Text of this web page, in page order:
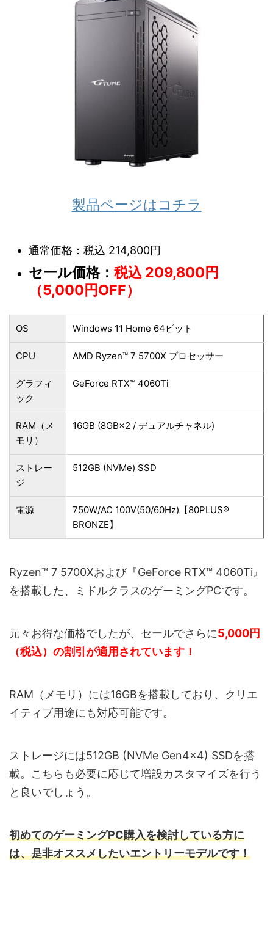
製品ページはコチラ
通常価格：税込 214,800円
セール価格： 税込 209,800円
（5,000円OFF）
OS Windows 11 Home 64ビット
CPU AMD Ryzen™ 7 5700X プロセッサー
グラフィ
ック
GeForce RTX™ 4060Ti
RAM（メ
モリ）
16GB (8GB×2 / デュアルチャネル)
ストレー
ジ
512GB (NVMe) SSD
電源
750W/AC 100V(50/60Hz)【80PLUS®
BRONZE】
Ryzen™ 7 5700Xおよび『GeForce RTX™ 4060Ti』
を搭載した、ミドルクラスのゲーミングPCです。
元々お得な価格でしたが、セールでさらに5,000円
（税込）の割引が適用されています！
RAM（メモリ）には16GBを搭載しており、クリエ
イティブ用途にも対応可能です。
ストレージには512GB (NVMe Gen4×4) SSDを搭
載。こちらも必要に応じて増設カスタマイズを行う
と良いでしょう。
初めてのゲーミングPC購入を検討している方に
は、是非オススメしたいエントリーモデルです！